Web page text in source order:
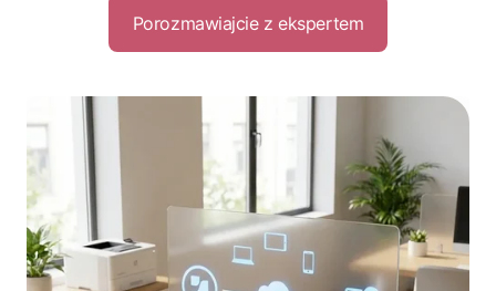
Porozmawiajcie z ekspertem